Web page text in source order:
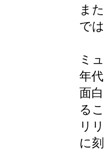
ま
で
ミ
年
面
る
リ
に